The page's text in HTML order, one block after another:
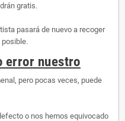
gratis.
pasará de nuevo a recoger
error nuestro
pero pocas veces, puede
o nos hemos equivocado